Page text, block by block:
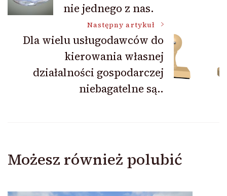
wpisunie jednego z nas.
Następny artykuł
Dla wielu usługodawców do
kierowania własnej
działalności gospodarczej
niebagatelne są..
Możesz również polubić